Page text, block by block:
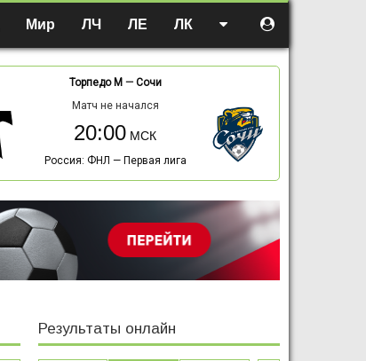
Мир ЛЧ ЛЕ ЛК
Торпедо М — Сочи
Матч не начался
20:00
Россия: ФНЛ — Первая лига
Результаты онлайн